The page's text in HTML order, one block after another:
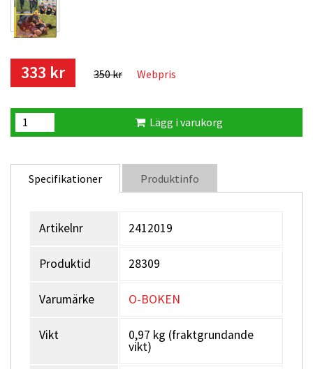
333 kr 350 kr Webpris
Lägg i varukorg
Specifikationer Produktinfo
Artikelnr 2412019
Produktid 28309
Varumärke O-BOKEN
Vikt 0,97 kg (fraktgrundande
vikt)